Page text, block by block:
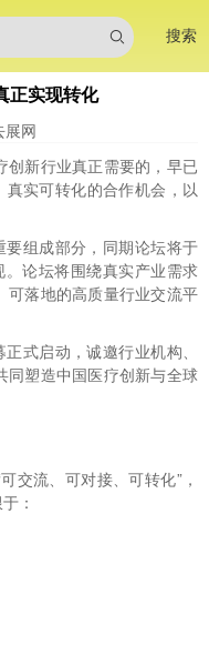
搜索
正实现转化
展网
创新行业真正需要的，早已
真实可转化的合作机会，以
组成部分，同期论坛将于
论坛将围绕真实产业需求
可落地的高质量行业交流平
式启动，诚邀行业机构、
同塑造中国医疗创新与全球
交流、可对接、可转化”，
：